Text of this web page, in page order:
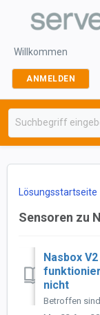
Willkommen
ANMELDEN
Lösungsstartseite
Sensoren zu
Nasbox
nicht